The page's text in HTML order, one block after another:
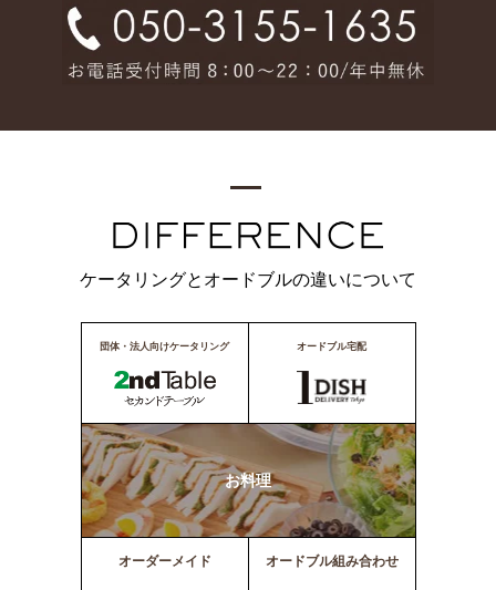
ケータリングとオードブルの違いについて
団体・法人向けケータリング オードブル宅配
お料理
オーダーメイド オードブル組み合わせ